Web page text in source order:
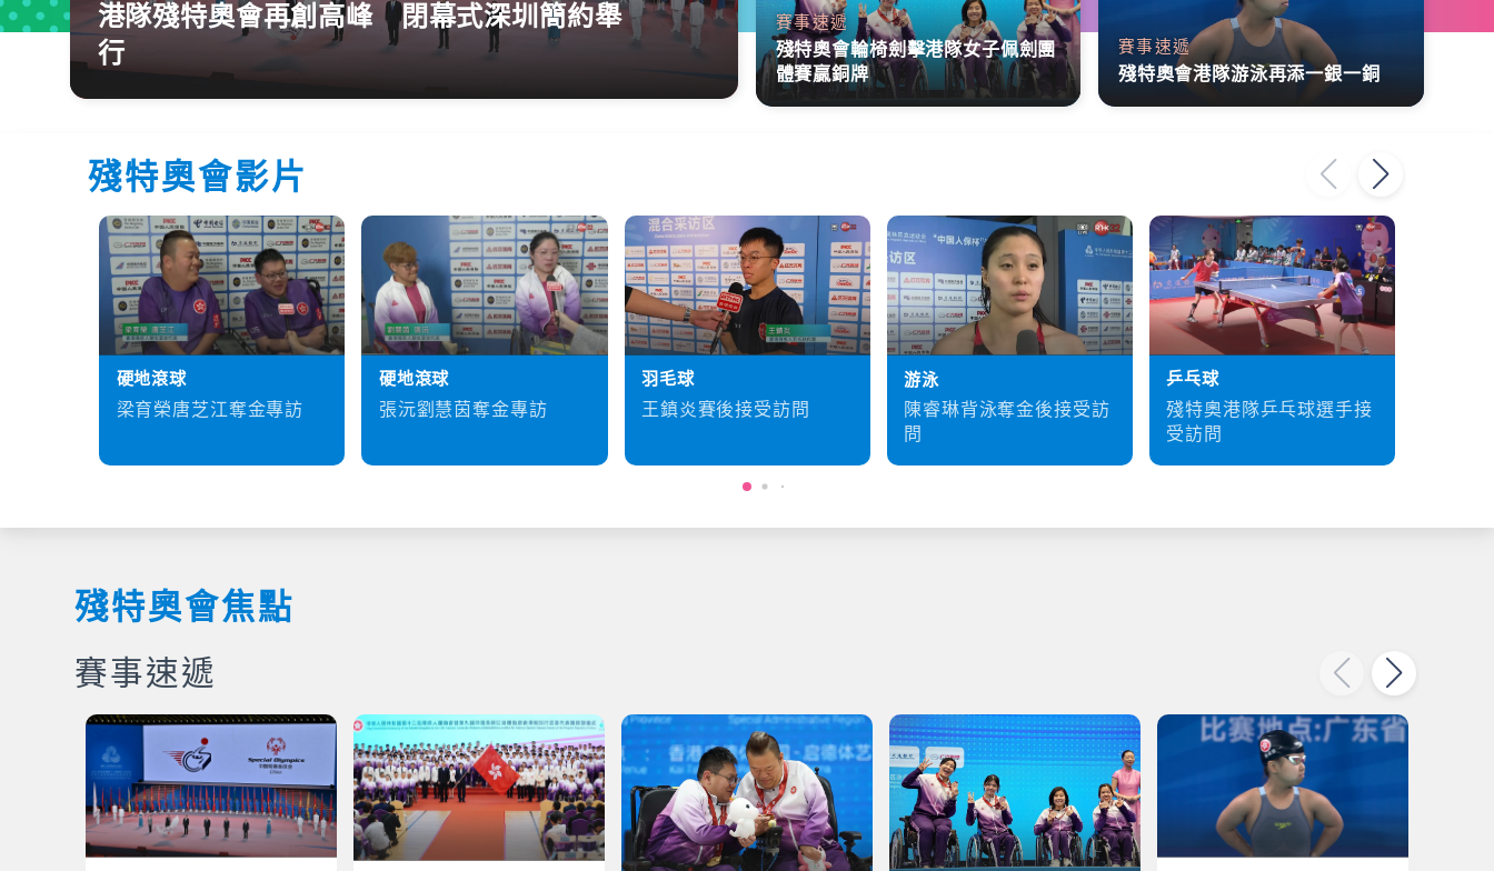
港隊殘特奧會再創高峰 閉幕式深圳簡約舉
行
賽事速遞
殘特奧會輪椅劍擊港隊女子佩劍團
體賽贏銅牌
賽事速遞
殘特奧會港隊游泳再添一銀一銅
殘特奧會影片
硬地滾球
梁育榮唐芝江奪金專訪
硬地滾球
張沅劉慧茵奪金專訪
羽毛球
王鎮炎賽後接受訪問
游泳
陳睿琳背泳奪金後接受訪
問
乒乓球
殘特奧港隊乒乓球選手接
受訪問
殘特奧會焦點
賽事速遞